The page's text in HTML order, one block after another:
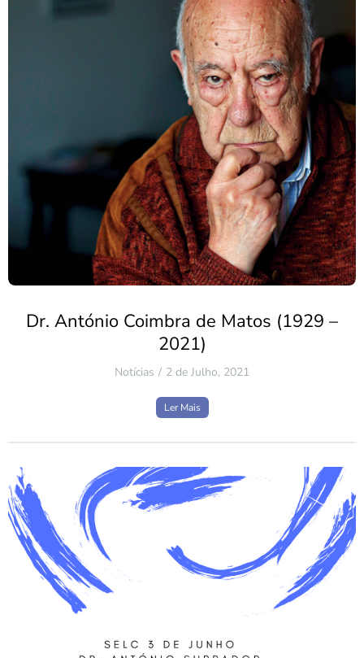
Dr. António Coimbra de Matos (1929 –
2021)
Notícias 2 de Julho, 2021
Ler Mais